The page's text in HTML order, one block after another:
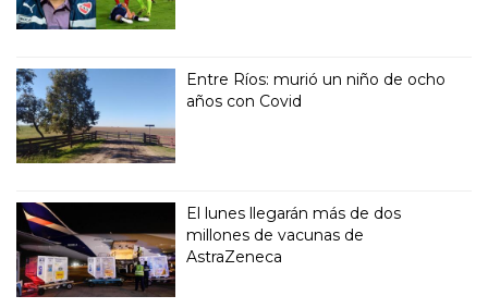
Entre Ríos: murió un niño de ocho
años con Covid
El lunes llegarán más de dos
millones de vacunas de
AstraZeneca